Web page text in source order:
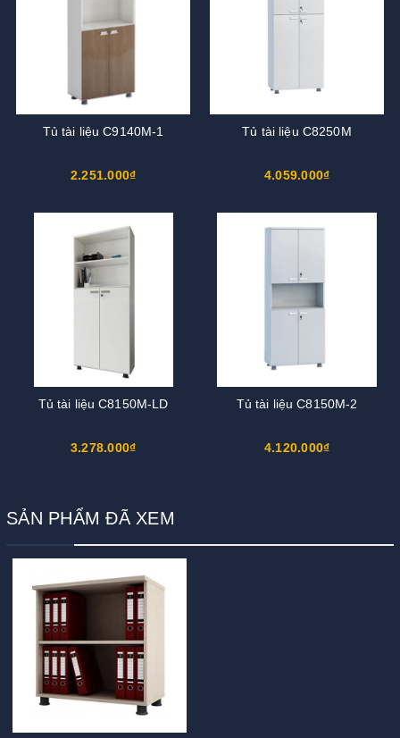
Tủ tài liệu C9140M-1
2.251.000₫
Tủ tài liệu C8250M
4.059.000₫
Tủ tài liệu C8150M-LD
3.278.000₫
Tủ tài liệu C8150M-2
4.120.000₫
SẢN PHẨM ĐÃ XEM